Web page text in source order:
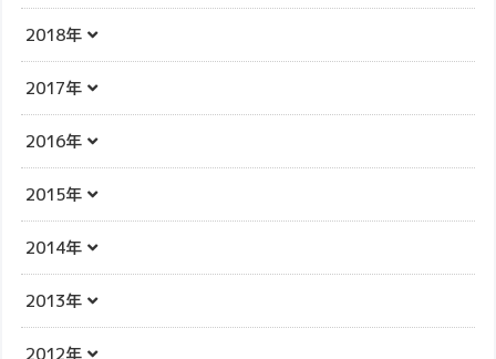
2018年
2017年
2016年
2015年
2014年
2013年